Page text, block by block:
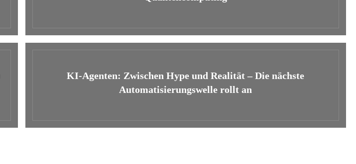
KI-Agenten: Zwischen Hype und Realität – Die nächste
Automatisierungswelle rollt an